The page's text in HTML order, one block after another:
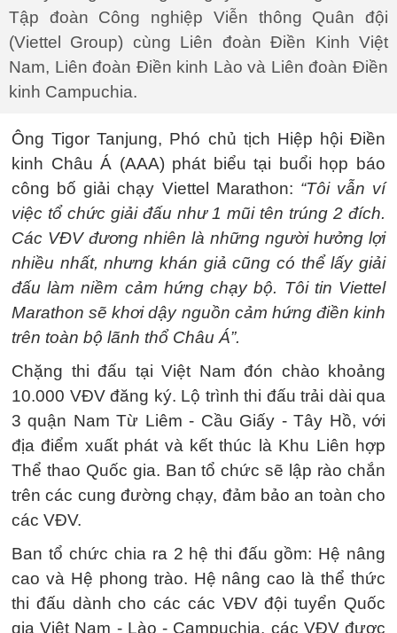
Tập đoàn Công nghiệp Viễn thông Quân đội
(Viettel Group) cùng Liên đoàn Điền Kinh Việt
Nam, Liên đoàn Điền kinh Lào và Liên đoàn Điền
kinh Campuchia.
Ông Tigor Tanjung, Phó chủ tịch Hiệp hội Điền
kinh Châu Á (AAA) phát biểu tại buổi họp báo
công bố giải chạy Viettel Marathon: “Tôi vẫn ví
việc tổ chức giải đấu như 1 mũi tên trúng 2 đích.
Các VĐV đương nhiên là những người hưởng lợi
nhiều nhất, nhưng khán giả cũng có thể lấy giải
đấu làm niềm cảm hứng chạy bộ. Tôi tin Viettel
Marathon sẽ khơi dậy nguồn cảm hứng điền kinh
trên toàn bộ lãnh thổ Châu Á”.
Chặng thi đấu tại Việt Nam đón chào khoảng
10.000 VĐV đăng ký. Lộ trình thi đấu trải dài qua
3 quận Nam Từ Liêm - Cầu Giấy - Tây Hồ, với
địa điểm xuất phát và kết thúc là Khu Liên hợp
Thể thao Quốc gia. Ban tổ chức sẽ lập rào chắn
trên các cung đường chạy, đảm bảo an toàn cho
các VĐV.
Ban tổ chức chia ra 2 hệ thi đấu gồm: Hệ nâng
cao và Hệ phong trào. Hệ nâng cao là thể thức
thi đấu dành cho các các VĐV đội tuyển Quốc
gia Việt Nam - Lào - Campuchia, các VĐV được